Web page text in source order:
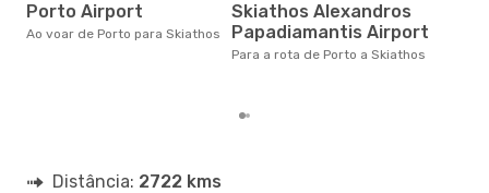
Porto Airport
Ao voar de Porto para Skiathos
Skiathos Alexandros
Papadiamantis Airport
Para a rota de Porto a Skiathos
Distância: 2722 kms